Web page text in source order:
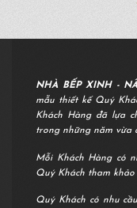
NHÀ BẾP XINH -
mẫu thiết kế Quý
Khách Hàng đã lựa
trong những năm vừa
Mỗi Khách Hàng có
Quý Khách tham
Quý Khách có nhu